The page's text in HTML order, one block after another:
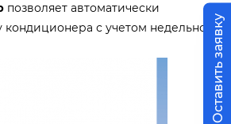
позволяет автоматически
кондиционера с учетом недельной Оставить заявку